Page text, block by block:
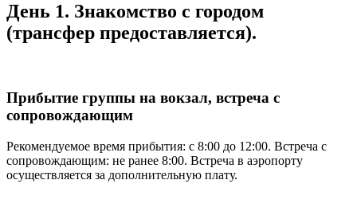
День 1. Знакомство с городом
(трансфер предоставляется).
Прибытие группы на вокзал, встреча с
сопровождающим
Рекомендуемое время прибытия: с 8:00 до 12:00. Встреча с
сопровождающим: не ранее 8:00. Встреча в аэропорту
осуществляется за дополнительную плату.